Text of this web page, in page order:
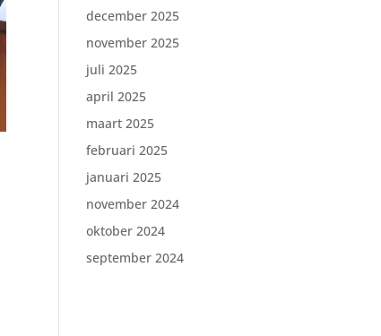
december 2025
november 2025
juli 2025
april 2025
maart 2025
februari 2025
januari 2025
november 2024
oktober 2024
september 2024